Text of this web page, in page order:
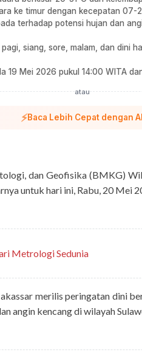
ke timur dengan kecepatan 07-
terhadap potensi hujan dan
siang, sore, malam, dan dini
19 Mei 2026 pukul 14:00 WITA
atau
⚡Baca Lebih Cepat dengan AI
dan Geofisika (BMKG)
untuk hari ini, Rabu, 20 Mei
Metrologi Sedunia
merilis peringatan dini
angin kencang di wilayah